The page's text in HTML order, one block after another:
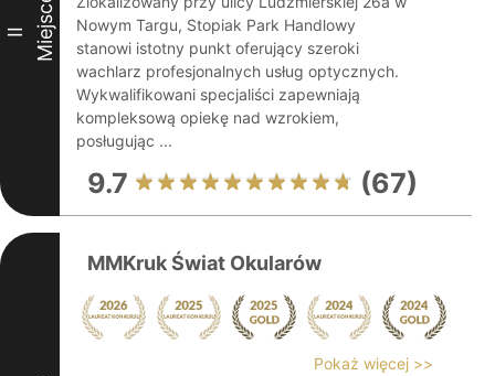
II Miejsce
Nowym Targu, Stopiak Park Handlowy
stanowi istotny punkt oferujący szeroki
wachlarz profesjonalnych usług optycznych.
Wykwalifikowani specjaliści zapewniają
kompleksową opiekę nad wzrokiem,
posługując ...
9.7 (67)
MMKruk Świat Okularów
Pokaż więcej >>